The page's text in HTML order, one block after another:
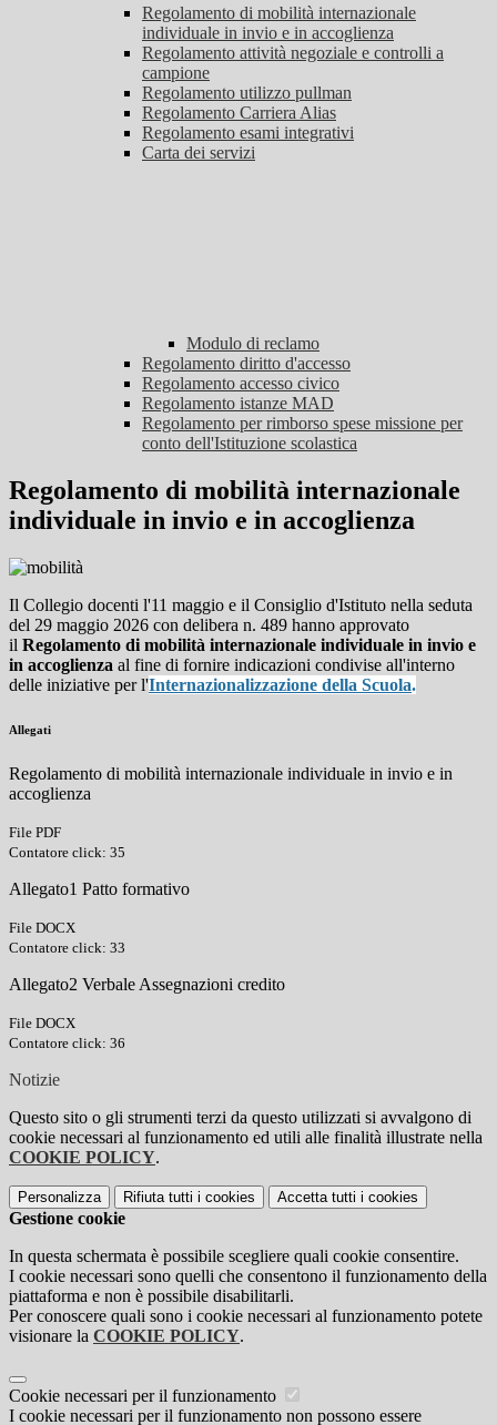
Regolamento di mobilità internazionale
individuale in invio e in accoglienza
Regolamento attività negoziale e controlli a
campione
Regolamento utilizzo pullman
Regolamento Carriera Alias
Regolamento esami integrativi
Carta dei servizi
Modulo di reclamo
Regolamento diritto d'accesso
Regolamento accesso civico
Regolamento istanze MAD
Regolamento per rimborso spese missione per
conto dell'Istituzione scolastica
Regolamento di mobilità internazionale
individuale in invio e in accoglienza
Il Collegio docenti l'11 maggio e il Consiglio d'Istituto nella seduta
del 29 maggio 2026 con delibera n. 489 hanno approvato
il Regolamento di mobilità internazionale individuale in invio e
in accoglienza al fine di fornire indicazioni condivise all'interno
delle iniziative per l'Internazionalizzazione della Scuola.
Allegati
Regolamento di mobilità internazionale individuale in invio e in
accoglienza
File PDF
Contatore click: 35
Allegato1 Patto formativo
File DOCX
Contatore click: 33
Allegato2 Verbale Assegnazioni credito
File DOCX
Contatore click: 36
Notizie
Questo sito o gli strumenti terzi da questo utilizzati si avvalgono di
cookie necessari al funzionamento ed utili alle finalità illustrate nella
COOKIE POLICY.
Personalizza Rifiuta tutti i cookies Accetta tutti i cookies
Gestione cookie
In questa schermata è possibile scegliere quali cookie consentire.
I cookie necessari sono quelli che consentono il funzionamento della
piattaforma e non è possibile disabilitarli.
Per conoscere quali sono i cookie necessari al funzionamento potete
visionare la COOKIE POLICY.
Cookie necessari per il funzionamento
I cookie necessari per il funzionamento non possono essere